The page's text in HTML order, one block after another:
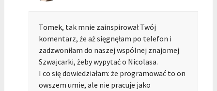
Tomek, tak mnie zainspirował Twój
komentarz, że aż sięgnęłam po telefon i
zadzwoniłam do naszej wspólnej znajomej
Szwajcarki, żeby wypytać o Nicolasa.
I co się dowiedziałam: że programować to on
owszem umie, ale nie pracuje jako